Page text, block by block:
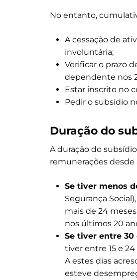
No entanto,
A cessação de
involuntária;
Verificar o prazo
dependente nos
Estar inscrito no
Pedir o subsidio
Duração do
A duração do
remunerações
Se tiver menos
Segurança
mais de 24
nos últimos 20
Se tiver entre 30
tiver entre 15 e
A estes dias
esteve